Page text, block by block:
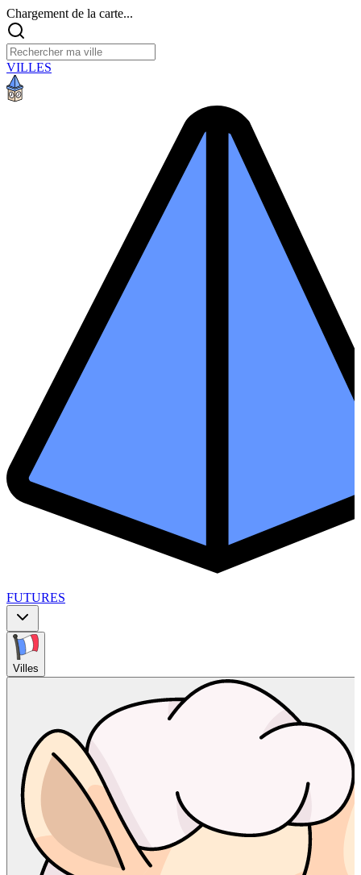
Chargement de la carte...
VILLES
FUTURES
Villes